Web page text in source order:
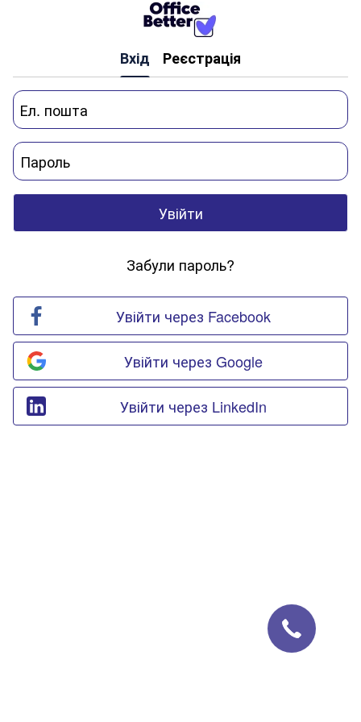
Вхід Реєстрація
Увійти
Забули пароль?
Увійти через Facebook
Увійти через Google
Увійти через LinkedIn